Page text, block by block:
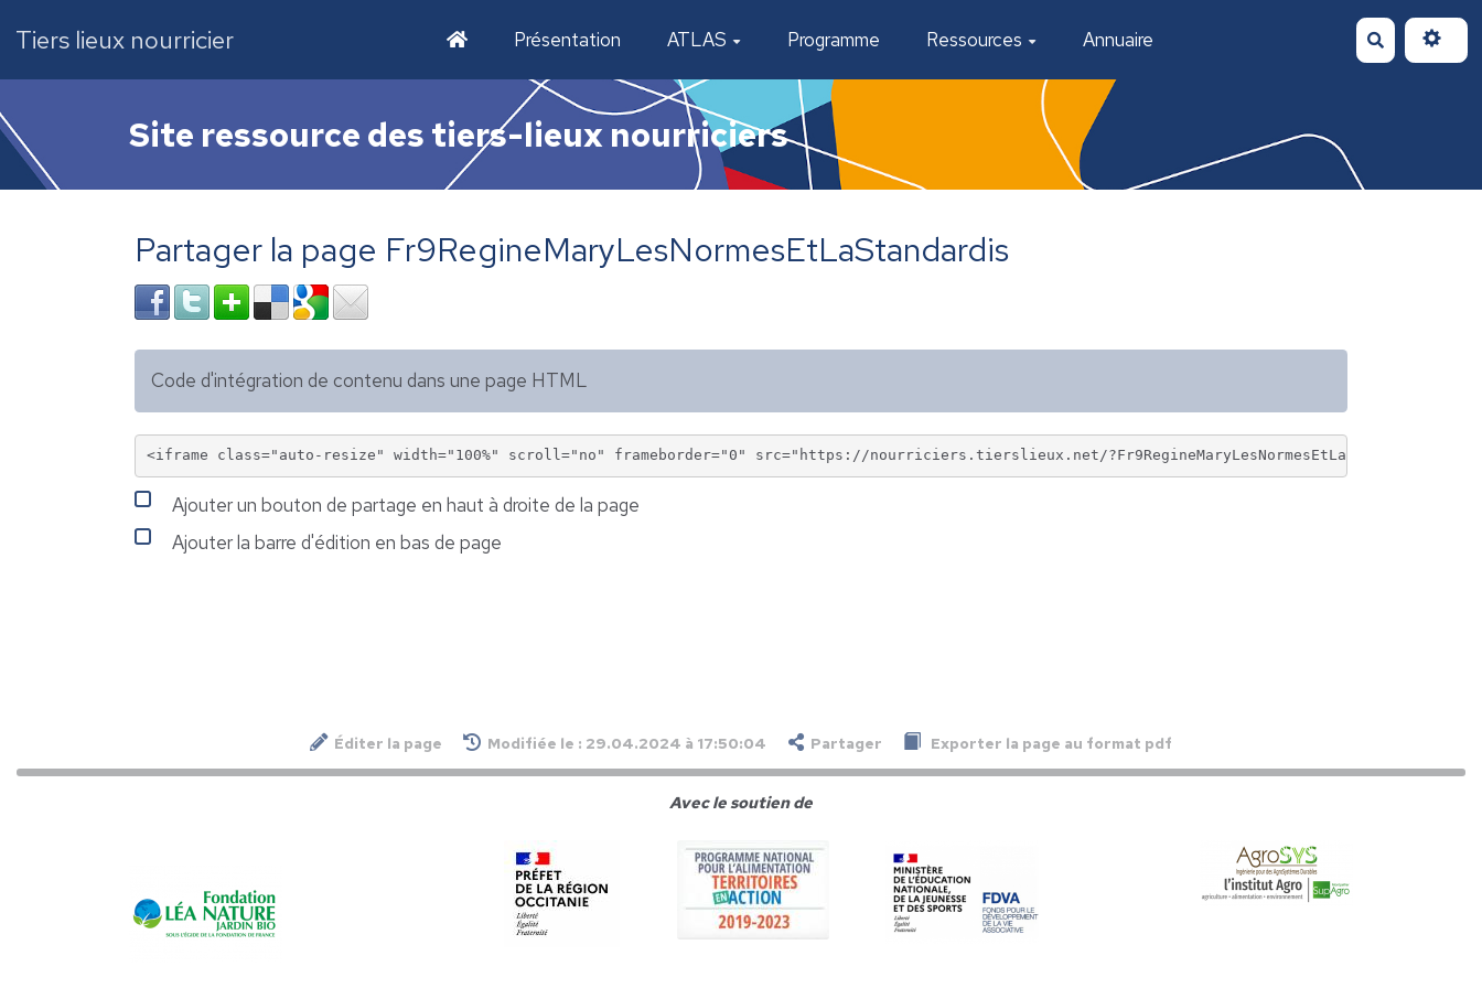
Tiers lieux nourricier Présentation ATLAS Programme Ressources Annuaire Rechercher
Site ressource des tiers-lieux nourriciers
Partager la page Fr9RegineMaryLesNormesEtLaStandardis
Code d'intégration de contenu dans une page HTML
Ajouter un bouton de partage en haut à droite de la page
Ajouter la barre d'édition en bas de page
Éditer la page Modifiée le : 29.04.2024 à 17:50:04 Partager Exporter la page au format pdf
Avec le soutien de